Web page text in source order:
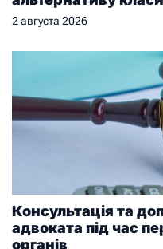
2 августа 2026
Консультація та
адвоката під час
органів